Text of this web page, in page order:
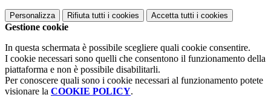
Personalizza Rifiuta tutti i cookies Accetta tutti i cookies
Gestione cookie
In questa schermata è possibile scegliere quali cookie consentire.
I cookie necessari sono quelli che consentono il funzionamento della
piattaforma e non è possibile disabilitarli.
Per conoscere quali sono i cookie necessari al funzionamento potete
visionare la COOKIE POLICY.